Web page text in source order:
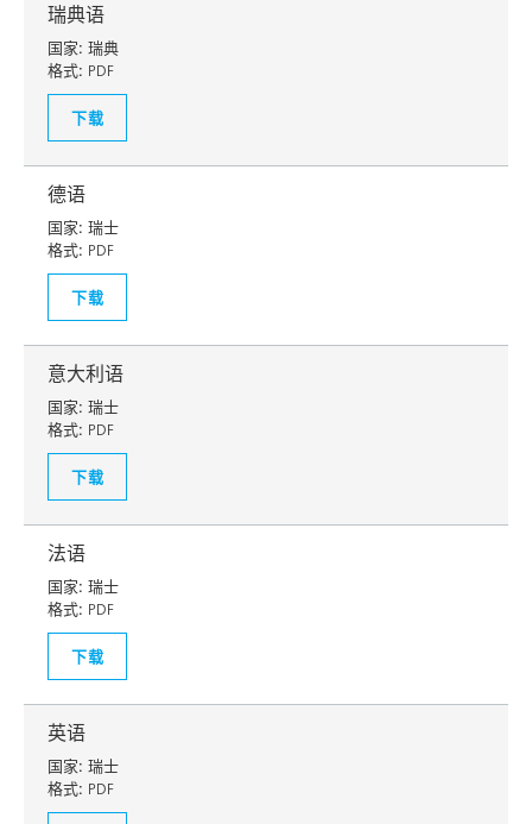
瑞典语
国家: 瑞典
格式: PDF
下载
德语
国家: 瑞士
格式: PDF
下载
意大利语
国家: 瑞士
格式: PDF
下载
法语
国家: 瑞士
格式: PDF
下载
英语
国家: 瑞士
格式: PDF